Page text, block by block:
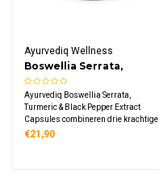
Ayurvediq Wellness
Boswellia Serrata,
Turmeric & Black Pepper
Extract Capsules
Ayurvediq Boswellia Serrata,
Turmeric & Black Pepper Extract
Capsules combineren drie krachtige
Ayurvedische kruiden in één formule.
€21,90